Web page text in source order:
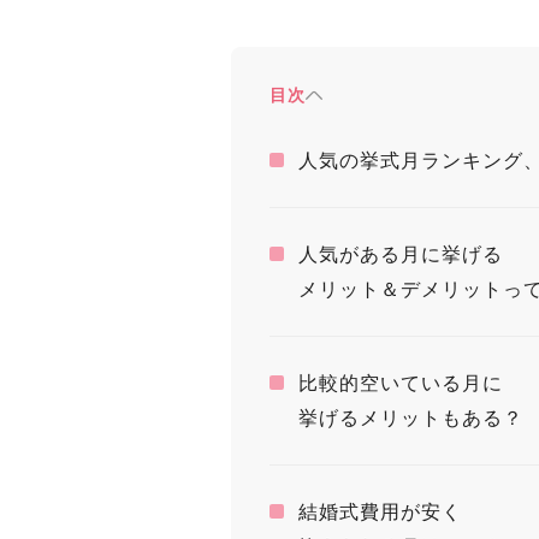
目次
人気の挙式月ランキング
人気がある月に挙げる
メリット＆デメリットっ
比較的空いている月に
挙げるメリットもある？
結婚式費用が安く